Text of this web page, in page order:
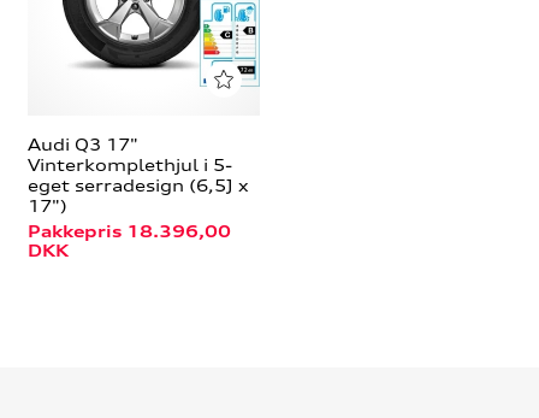
Audi Q3 17"
Vinterkomplethjul i 5-
eget serradesign (6,5J x
17")
Pakkepris 18.396,00
DKK